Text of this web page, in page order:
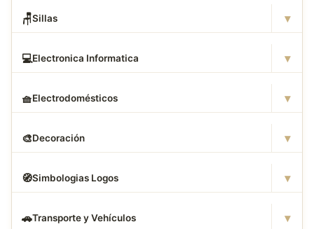
🪑Sillas ▾
💻Electronica Informatica ▾
🧺Electrodomésticos ▾
🎨Decoración ▾
🧭Simbologias Logos ▾
🚗Transporte y Vehículos ▾